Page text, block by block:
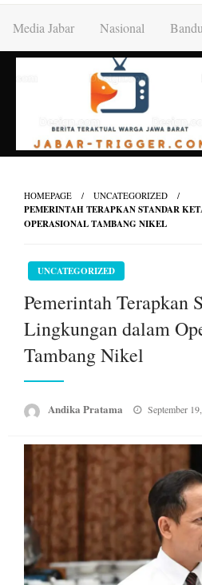
content
Media Jabar Nasional
HOMEPAGE UNCATEGORIZED
PEMERINTAH TERAPKAN STANDAR
OPERASIONAL TAMBANG NIKEL
UNCATEGORIZED
Pemerintah Terapkan
Lingkungan dalam
Tambang Nikel
Andika Pratama
Posted
September